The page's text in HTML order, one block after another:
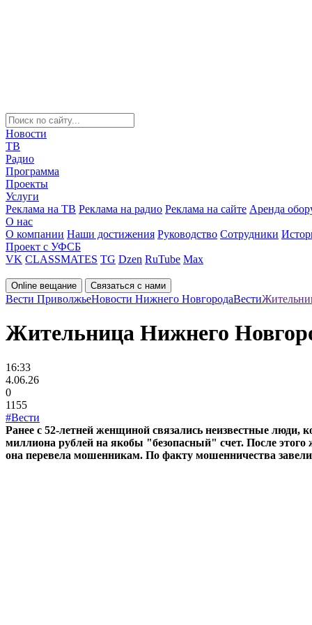
Новости
ТВ
Радио
Программа
Проекты
Услуги
Реклама на ТВ Реклама на радио Реклама на сайте Аренда
О нас
О компании Наши достижения Руководство Сотрудники
Проект с УФСБ
VK CLASSMATES TG Dzen RuTube Max
Online вещание Связаться с нами
Вести ПриволжьеНовости Нижнего НовгородаВести
Жительница Нижнего
16:33
4.06.26
0
1155
#Вести
Ранее с 52-летней женщиной связались неизвестные люди,
миллиона рублей на якобы "безопасный" счет. После
она перевела мошенникам. По факту мошенничества завели